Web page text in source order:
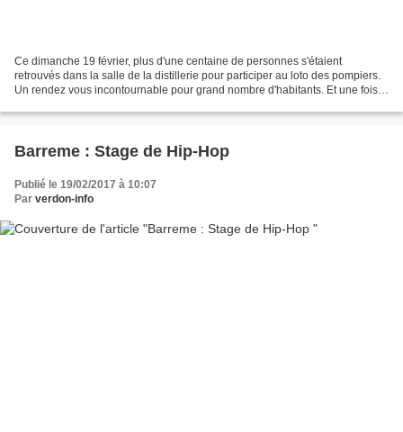
Ce dimanche 19 février, plus d'une centaine de personnes s'étaient
retrouvés dans la salle de la distillerie pour participer au loto des pompiers.
Un rendez vous incontournable pour grand nombre d'habitants. Et une fois
Barreme : Stage de Hip-Hop
Publié le 19/02/2017 à 10:07
Par verdon-info